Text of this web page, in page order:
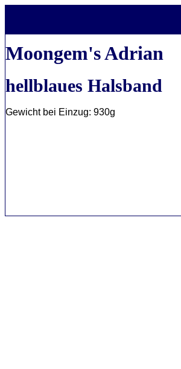
Moongem's Adrian
hellblaues Halsband
Gewicht bei Einzug: 930g